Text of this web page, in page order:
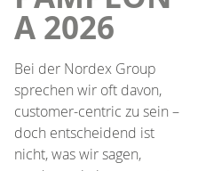
A 2026
Bei der Nordex Group
sprechen wir oft davon,
customer-centric zu sein –
doch entscheidend ist
nicht, was wir sagen,